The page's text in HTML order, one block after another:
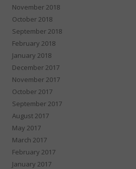
November 2018
October 2018
September 2018
February 2018
January 2018
December 2017
November 2017
October 2017
September 2017
August 2017
May 2017
March 2017
February 2017
January 2017